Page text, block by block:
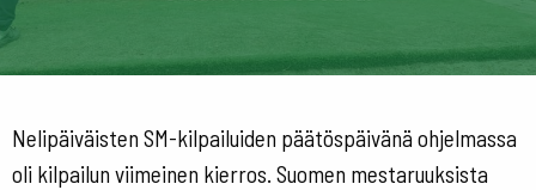
Nelipäiväisten SM-kilpailuiden päätöspäivänä ohjelmassa
oli kilpailun viimeinen kierros. Suomen mestaruuksista